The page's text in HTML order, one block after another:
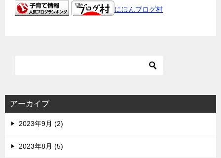
にほんブログ村
アーカイブ
2023年9月 (2)
2023年8月 (5)